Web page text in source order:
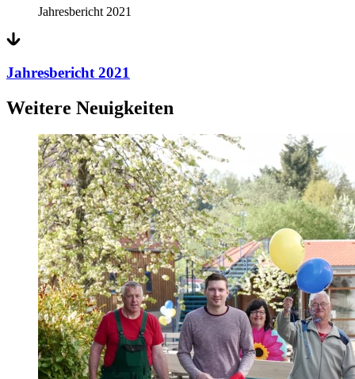
Jahresbericht 2021
Jahresbericht 2021
Weitere Neuigkeiten